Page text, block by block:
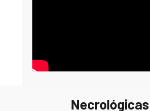
Necrológicas